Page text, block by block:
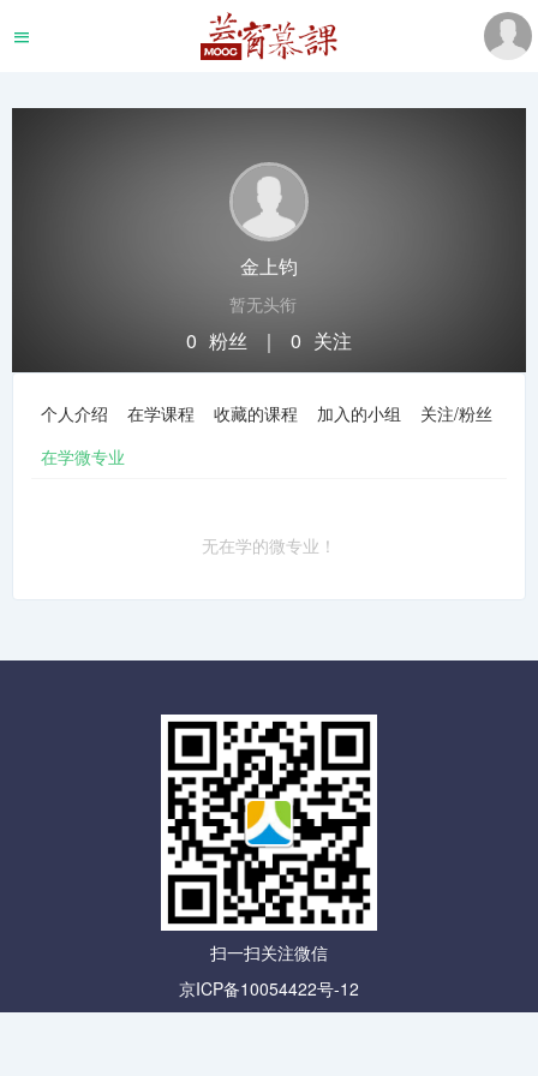
金上钧
暂无头衔
0 粉丝 ｜ 0 关注
个人介绍 在学课程 收藏的课程 加入的小组
关注/粉丝
在学微专业
无在学的微专业！
扫一扫关注微信
京ICP备10054422号-12